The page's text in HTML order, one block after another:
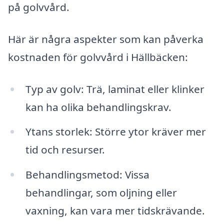
på golvvård.
Här är några aspekter som kan påverka
kostnaden för golvvård i Hällbäcken:
Typ av golv: Trä, laminat eller klinker
kan ha olika behandlingskrav.
Ytans storlek: Större ytor kräver mer
tid och resurser.
Behandlingsmetod: Vissa
behandlingar, som oljning eller
vaxning, kan vara mer tidskrävande.